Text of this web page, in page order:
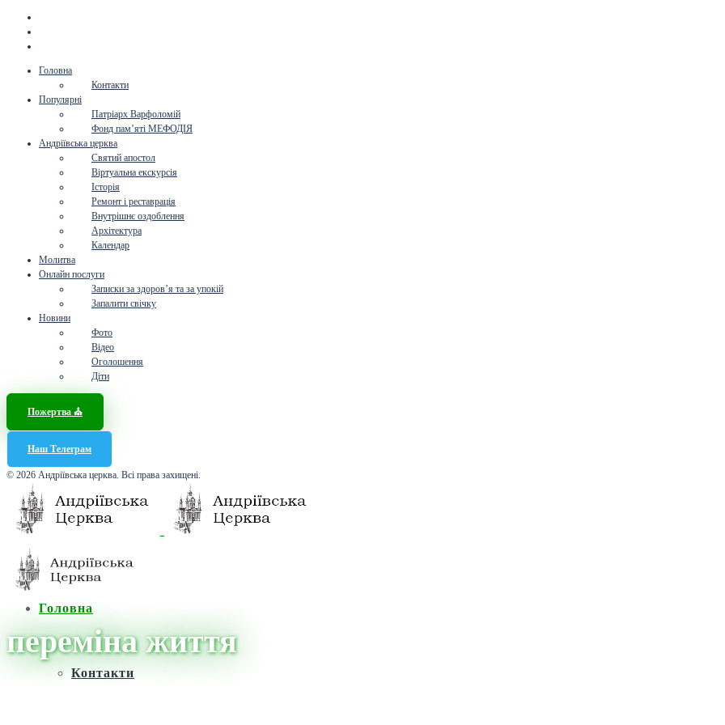
Головна
Контакти
Популярні
Патріарх Варфоломій
Фонд пам’яті МЕФОДІЯ
Андріївська церква
Святий апостол
Віртуальна екскурсія
Історія
Ремонт і реставрація
Внутрішнє оздоблення
Архітектура
Календар
Молитва
Онлайн послуги
Записки за здоров’я та за упокій
Запалити свічку
Новини
Фото
Відео
Оголошення
Діти
Пожертва ⛪️
Наш Телеграм
© 2026 Андріївська церква. Всі права захищені.
Головна
Контакти
переміна життя